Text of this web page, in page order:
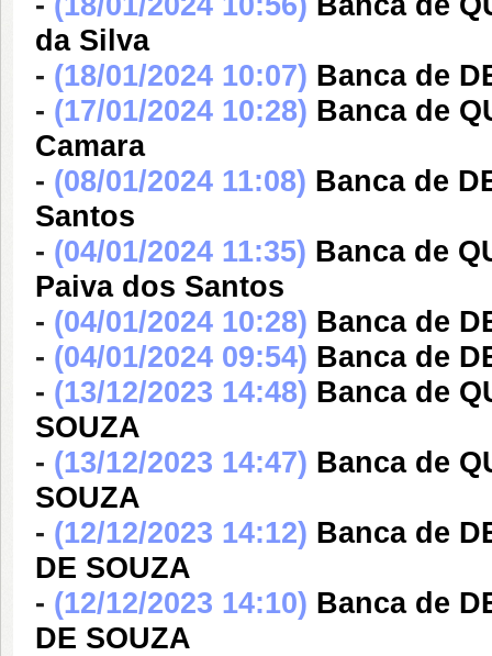
da Silva
- (18/01/2024 10:07) Banca de
- (17/01/2024 10:28) Banca de
Camara
- (08/01/2024 11:08) Banca de
Santos
- (04/01/2024 11:35) Banca de
Paiva dos Santos
- (04/01/2024 10:28) Banca de
- (04/01/2024 09:54) Banca de
- (13/12/2023 14:48) Banca de
SOUZA
- (13/12/2023 14:47) Banca de
SOUZA
- (12/12/2023 14:12) Banca de
DE SOUZA
- (12/12/2023 14:10) Banca de
DE SOUZA